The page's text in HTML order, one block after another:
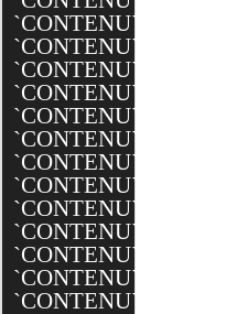
`CONTENU`.`NOM`,
`CONTENU`.`DATE`,
`CONTENU`.`TEXTE`,